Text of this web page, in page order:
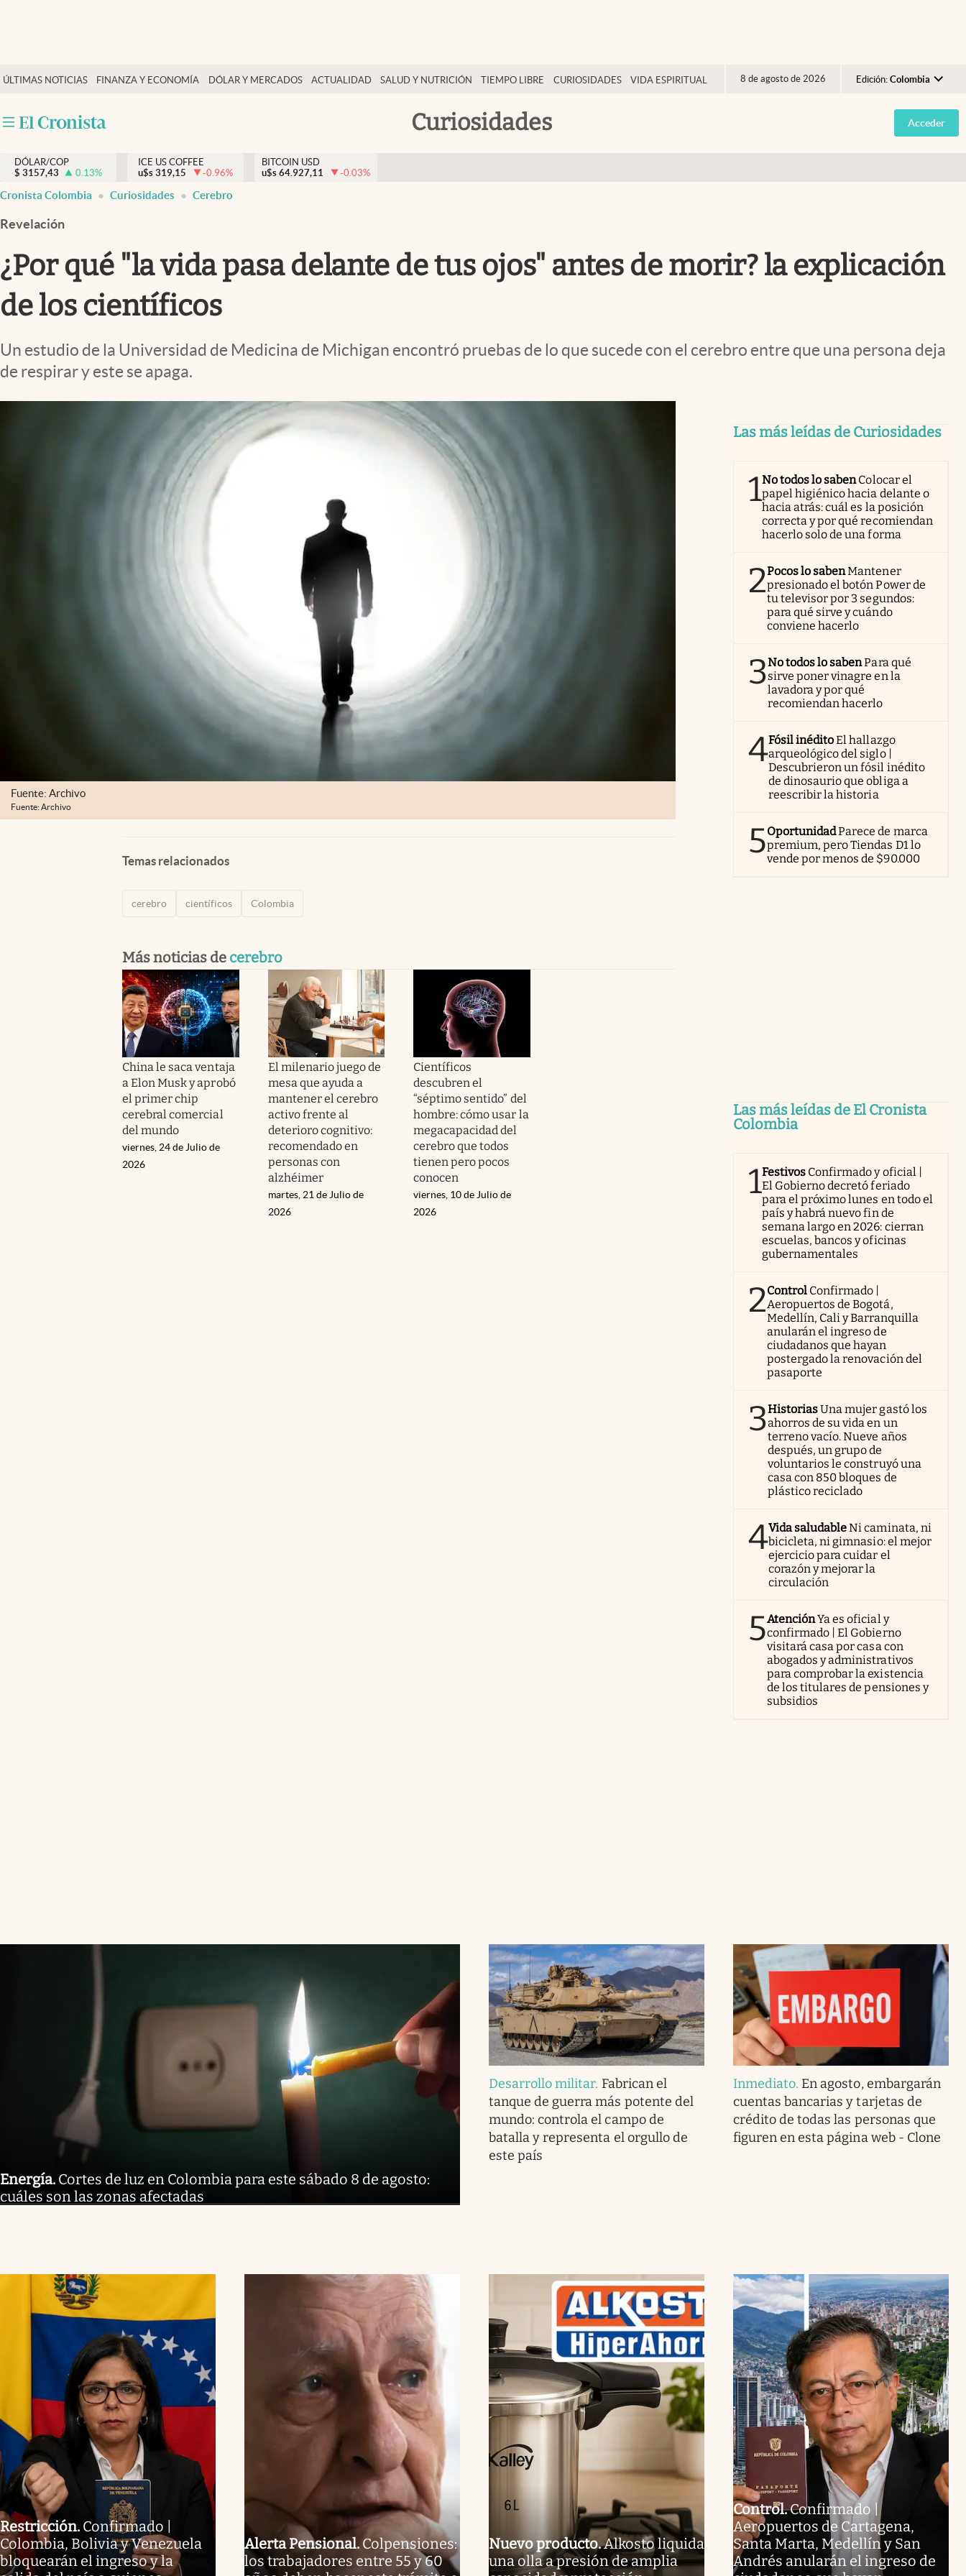
ÚLTIMAS NOTICIAS FINANZA Y ECONOMÍA DÓLAR Y MERCADOS ACTUALIDAD SALUD Y NUTRICIÓN TIEMPO LIBRE CURIOSIDADES VIDA ESPIRITUAL 8 de agosto de 2026 Edición: Colombia
Argentina
España
Curiosidades
Salud y nutrición
Tiempo libre
Dólar y mercados
Curiosidades
Acceder
DÓLAR/COP
$ 3157,43 0.13%
ICE US COFFEE
u$s 319,15 -0.96%
BITCOIN USD
u$s 64.927,11 -0.03%
Cronista Colombia Curiosidades Cerebro
Revelación
¿Por qué "la vida pasa delante de tus ojos" antes de morir? la explicación
de los científicos
Un estudio de la Universidad de Medicina de Michigan encontró pruebas de lo que sucede con el cerebro entre que una persona deja
de respirar y este se apaga.
Fuente: Archivo
Fuente: Archivo
Temas relacionados
cerebro científicos Colombia
Más noticias de cerebro
China le saca ventaja
a Elon Musk y aprobó
el primer chip
cerebral comercial
del mundo
viernes, 24 de Julio de
2026
El milenario juego de
mesa que ayuda a
mantener el cerebro
activo frente al
deterioro cognitivo:
recomendado en
personas con
alzhéimer
martes, 21 de Julio de
2026
Científicos
descubren el
“séptimo sentido” del
hombre: cómo usar la
megacapacidad del
cerebro que todos
tienen pero pocos
conocen
viernes, 10 de Julio de
2026
Las más leídas de Curiosidades
1No todos lo sabenColocar el
papel higiénico hacia delante o
hacia atrás: cuál es la posición
correcta y por qué recomiendan
hacerlo solo de una forma
2Pocos lo sabenMantener
presionado el botón Power de
tu televisor por 3 segundos:
para qué sirve y cuándo
conviene hacerlo
3No todos lo sabenPara qué
sirve poner vinagre en la
lavadora y por qué
recomiendan hacerlo
4Fósil inéditoEl hallazgo
arqueológico del siglo |
Descubrieron un fósil inédito
de dinosaurio que obliga a
reescribir la historia
5OportunidadParece de marca
premium, pero Tiendas D1 lo
vende por menos de $90.000
Las más leídas de El Cronista
Colombia
1Festivos Confirmado y oficial |
El Gobierno decretó feriado
para el próximo lunes en todo el
país y habrá nuevo fin de
semana largo en 2026: cierran
escuelas, bancos y oficinas
gubernamentales
2Control Confirmado |
Aeropuertos de Bogotá,
Medellín, Cali y Barranquilla
anularán el ingreso de
ciudadanos que hayan
postergado la renovación del
pasaporte
3HistoriasUna mujer gastó los
ahorros de su vida en un
terreno vacío. Nueve años
después, un grupo de
voluntarios le construyó una
casa con 850 bloques de
plástico reciclado
4Vida saludableNi caminata, ni
bicicleta, ni gimnasio: el mejor
ejercicio para cuidar el
corazón y mejorar la
circulación
5AtenciónYa es oficial y
confirmado | El Gobierno
visitará casa por casa con
abogados y administrativos
para comprobar la existencia
de los titulares de pensiones y
subsidios
Energía. Cortes de luz en Colombia para este sábado 8 de agosto:
cuáles son las zonas afectadas
Desarrollo militar. Fabrican el
tanque de guerra más potente del
mundo: controla el campo de
batalla y representa el orgullo de
este país
Inmediato. En agosto, embargarán
cuentas bancarias y tarjetas de
crédito de todas las personas que
figuren en esta página web - Clone
Restricción. Confirmado |
Colombia, Bolivia y Venezuela
bloquearán el ingreso y la
Alerta Pensional. Colpensiones:
los trabajadores entre 55 y 60
Nuevo producto.Alkosto liquida
una olla a presión de amplia
Control.Confirmado |
Aeropuertos de Cartagena,
Santa Marta, Medellín y San
Andrés anularán el ingreso de